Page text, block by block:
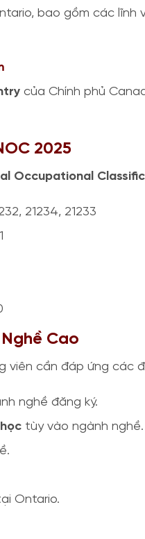
bao gồm các lĩnh
của Chính phủ
2025
Occupational
21234, 21233
Cao
viên cần đáp ứng các
nghề đăng ký.
tùy vào ngành nghề.
Ontario.